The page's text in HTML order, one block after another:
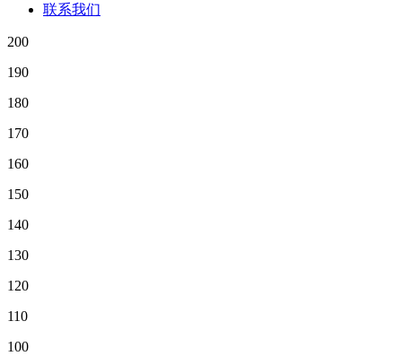
联系我们
200
190
180
170
160
150
140
130
120
110
100